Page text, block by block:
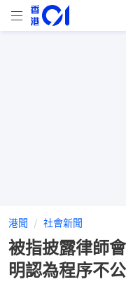
港聞 社會新聞
被指披露律師
明認為程序不